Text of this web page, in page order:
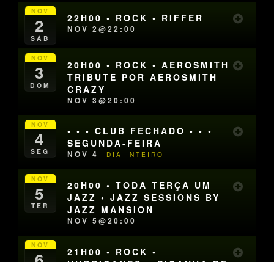
NOV
2
SÁB
22H00 • ROCK • RIFFER
NOV 2@22:00
NOV
3
DOM
20H00 • ROCK • AEROSMITH
TRIBUTE POR AEROSMITH
CRAZY
NOV 3@20:00
NOV
4
SEG
• • • CLUB FECHADO • • •
SEGUNDA-FEIRA
NOV 4 DIA INTEIRO
NOV
5
TER
20H00 • TODA TERÇA UM
JAZZ • JAZZ SESSIONS BY
JAZZ MANSION
NOV 5@20:00
NOV
21H00 • ROCK •